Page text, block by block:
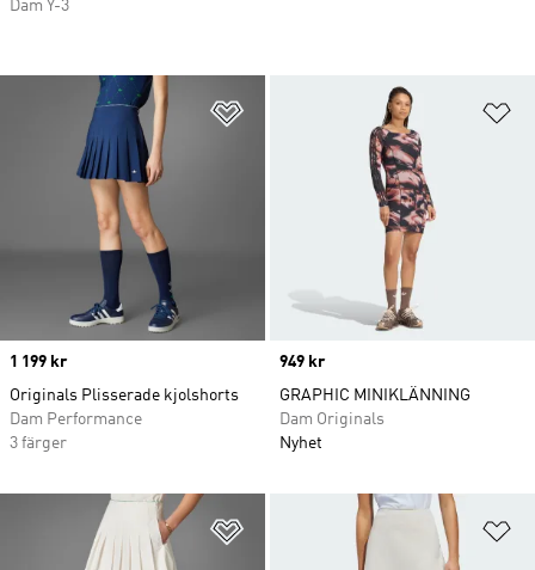
Lägg till på önskelistan
Price
1 199 kr
Originals Plisserade kjolshorts
Dam Performance
3 färger
Price
949 kr
GRAPHIC MINIKLÄNNING
Dam Originals
Nyhet
Lägg till på önskelistan
Dam Y-3